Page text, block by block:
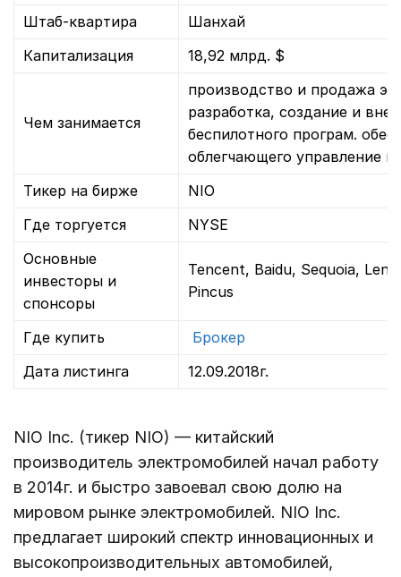
Штаб-квартира
Шанхай
Капитализация
18,92 млрд. $
Чем занимается
производство и продажа
разработка, создание и
беспилотного програм.
облегчающего управление
Тикер на бирже
NIO
Где торгуется
NYSE
Основные
инвесторы и
спонсоры
Tencent, Baidu, Sequoia,
Pincus
Где купить
Брокер
Дата листинга
12.09.2018г.
NIO Inc. (тикер NIO) — китайский
производитель электромобилей начал работу
в 2014г. и быстро завоевал свою долю на
мировом рынке электромобилей. NIO Inc.
предлагает широкий спектр инновационных и
высокопроизводительных автомобилей,